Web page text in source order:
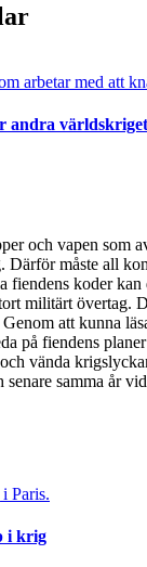
andra världskriget
och vapen som
Därför måste all
fiendens koder kan
militärt övertag.
att kunna
på fiendens
vända
samma år
i krig